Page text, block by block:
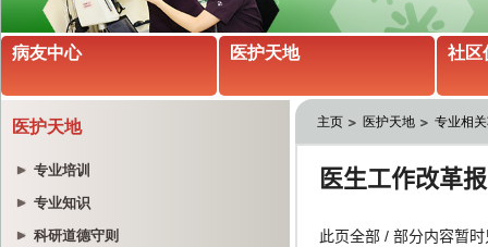
病友中心 医护天地 社区
医护天地
专业培训
专业知识
科研道德守则
主页 医护天地 专业相